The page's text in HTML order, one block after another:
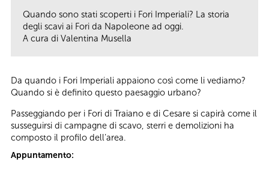
Quando sono stati scoperti i Fori Imperiali? La storia
degli scavi ai Fori da Napoleone ad oggi.
A cura di Valentina Musella
Da quando i Fori Imperiali appaiono così come li vediamo?
Quando si è definito questo paesaggio urbano?
Passeggiando per i Fori di Traiano e di Cesare si capirà come il
susseguirsi di campagne di scavo, sterri e demolizioni ha
composto il profilo dell’area.
Appuntamento: